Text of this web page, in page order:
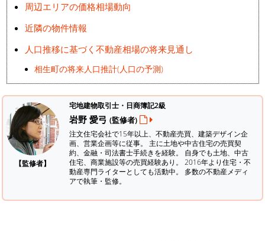
周辺エリアの価格相場動向
近隣の物件情報
人口推移に基づく不動産相場の将来見通し
相生町の将来人口推計(人口の予測)
【監修者】
宅地建物取引士・日商簿記2級
岩野 愛弓 (監修者)
注文住宅会社で15年以上、不動産売買、建築デザイン企
画、営業企画等に従事。 主に土地や中古住宅の売買契
約、金融・司法書士手続きを経験。 自身でも土地、中古
住宅、商業施設等の売買経験あり。 2016年より住宅・不
動産専門ライターとしても活動中。 多数の不動産メディ
アで執筆・監修。